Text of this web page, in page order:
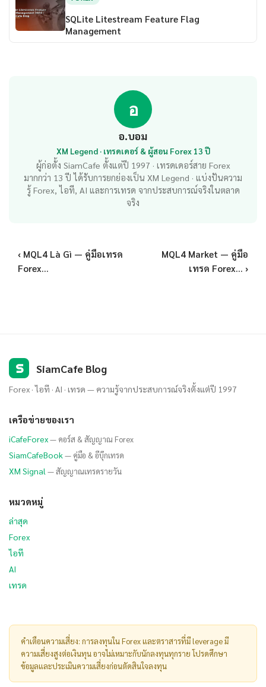
SQLite Litestream Feature Flag
Management
อ
อ.บอม
XM Legend · เทรดเดอร์ & ผู้สอน Forex 13 ปี
ผู้ก่อตั้ง SiamCafe ตั้งแต่ปี 1997 · เทรดเดอร์สาย Forex
มากกว่า 13 ปี ได้รับการยกย่องเป็น XM Legend · แบ่งปันความ
รู้ Forex, ไอที, AI และการเทรด จากประสบการณ์จริงในตลาด
จริง
‹ MQL4 Là Gì — คู่มือเทรด
Forex...
MQL4 Market — คู่มือ
เทรด Forex... ›
S SiamCafe Blog
Forex · ไอที · AI · เทรด — ความรู้จากประสบการณ์จริงตั้งแต่ปี 1997
เครือข่ายของเรา
iCafeForex— คอร์ส & สัญญาณ Forex
SiamCafeBook— คู่มือ & อีบุ๊กเทรด
XM Signal — สัญญาณเทรดรายวัน
หมวดหมู่
ล่าสุด
Forex
ไอที
AI
เทรด
คำเตือนความเสี่ยง: การลงทุนใน Forex และตราสารที่มี leverage มี
ความเสี่ยงสูงต่อเงินทุน อาจไม่เหมาะกับนักลงทุนทุกราย โปรดศึกษา
ข้อมูลและประเมินความเสี่ยงก่อนตัดสินใจลงทุน